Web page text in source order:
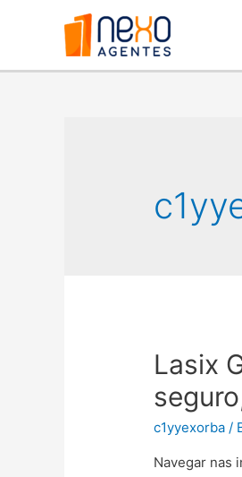
Lasix
c1yyexorba /
Navegar nas